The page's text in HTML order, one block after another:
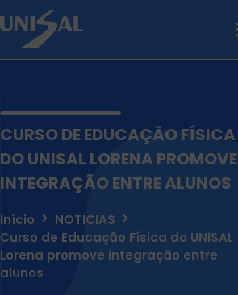
CURSO DE EDUCAÇÃO FÍSICA
DO UNISAL LORENA PROMOVE
INTEGRAÇÃO ENTRE ALUNOS
Início
NOTICIAS
Curso de Educação Física do UNISAL
Lorena promove integração entre
alunos